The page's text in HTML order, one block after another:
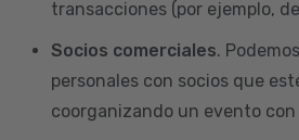
transacciones (por ejemplo,
Socios comerciales.
personales con socios que
coorganizando un evento con